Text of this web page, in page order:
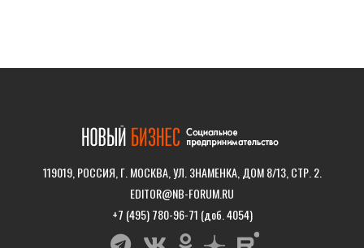
119019, РОССИЯ, Г. МОСКВА, УЛ. ЗНАМЕНКА, ДОМ 8/13, СТР. 2.
EDITOR@NB-FORUM.RU
+7 (495) 780-96-71 (доб. 4054)